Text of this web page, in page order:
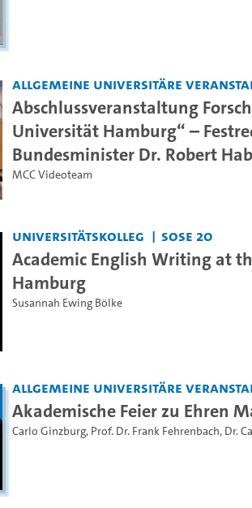
Allgemeine universitäre
Abschlussveranstaltung
Universität Hamburg“ –
Bundesminister Dr. Robert
MCC Videoteam
Universitätskolleg SoSe 20
Academic English Writing at
Hamburg
Susannah Ewing Bölke
Allgemeine universitäre
Akademische Feier zu Ehren
Carlo Ginzburg, Prof. Dr. Frank Fehrenbach, Dr.